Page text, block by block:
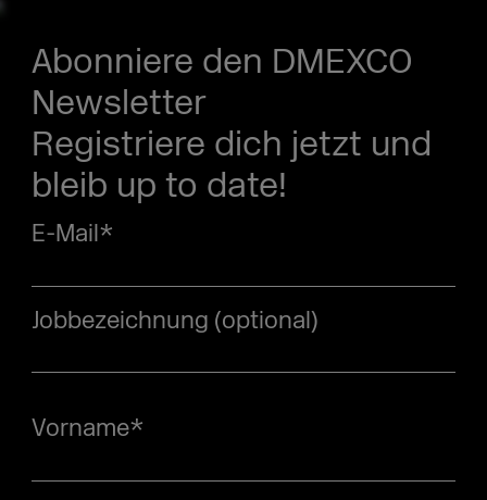
Abonniere den DMEXCO
Newsletter
Registriere dich jetzt und
bleib up to date!
E-Mail*
Jobbezeichnung (optional)
Vorname*